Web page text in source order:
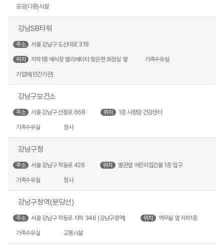
공공(다중)시설
강남SB타워
주소 서울 강남구 도산대로 318
위치 지하1층 예식장 엘리베이터 맞은편 화장실 옆 가족수유실
기업체(민간기관)
강남구보건소
주소 서울 강남구 선릉로 668 위치 1층 사랑맘 건강센터
가족수유실 청사
강남구청
주소 서울 강남구 학동로 426 위치 별관옆 어린이집건물 1층 입구
가족수유실 청사
강남구청역(분당선)
주소 서울 강남구 학동로 지하 346 (강남구청역) 위치 역무실 옆 지하1층
가족수유실 교통시설